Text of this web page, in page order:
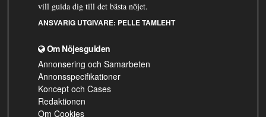
vill guida dig till det bästa nöjet.
ANSVARIG UTGIVARE: PELLE TAMLEHT
Om Nöjesguiden
Annonsering och Samarbeten
Annonsspecifikationer
Koncept och Cases
Redaktionen
Om Cookies